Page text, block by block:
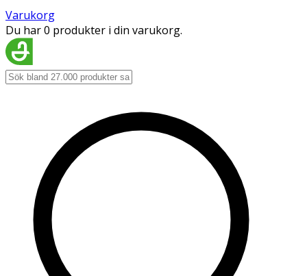
Varukorg
Du har 0 produkter i din varukorg.